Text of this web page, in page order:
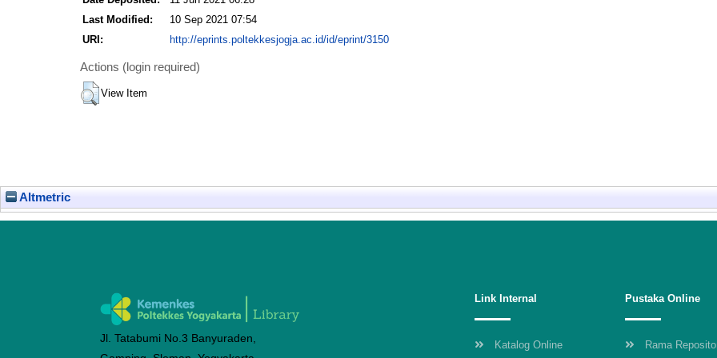
Last Modified:
10 Sep 2021 07:54
URI:
http://eprints.poltekkesjogja.ac.id/id/eprint/3150
Actions (login required)
View Item
Altmetric
Jl. Tatabumi No.3 Banyuraden,
Link Internal
Katalog Online
Pustaka Online
Rama